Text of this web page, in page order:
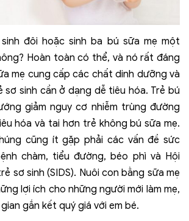
đôi hoặc sinh ba bú sữa mẹ một
Hoàn toàn có thể, và nó rất đáng
mẹ cung cấp các chất dinh dưỡng và
sơ sinh cần ở dạng dễ tiêu hóa. Trẻ bú
giảm nguy cơ nhiễm trùng đường
hóa và tai hơn trẻ không bú sữa mẹ.
cũng ít gặp phải các vấn đề sức
chàm, tiểu đường, béo phì và Hội
sơ sinh (SIDS). Nuôi con bằng sữa mẹ
lợi ích cho những người mới làm mẹ,
gắn kết quý giá với em bé.